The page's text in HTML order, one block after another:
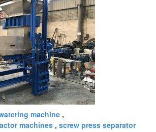
machine ,
machines , screw press separator